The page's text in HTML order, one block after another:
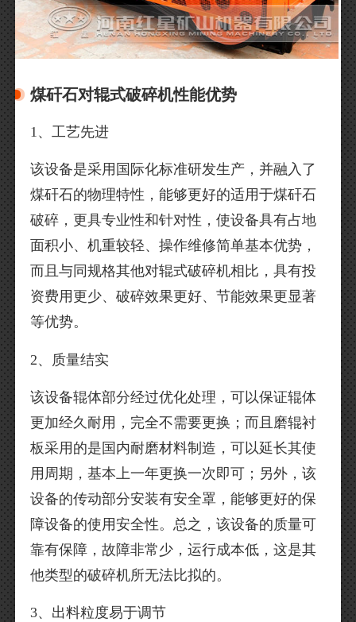
煤矸石对辊式破碎机性能优势
1、工艺先进
该设备是采用国际化标准研发生产，并融入了
煤矸石的物理特性，能够更好的适用于煤矸石
破碎，更具专业性和针对性，使设备具有占地
面积小、机重较轻、操作维修简单基本优势，
而且与同规格其他对辊式破碎机相比，具有投
资费用更少、破碎效果更好、节能效果更显著
等优势。
2、质量结实
该设备辊体部分经过优化处理，可以保证辊体
更加经久耐用，完全不需要更换；而且磨辊衬
板采用的是国内耐磨材料制造，可以延长其使
用周期，基本上一年更换一次即可；另外，该
设备的传动部分安装有安全罩，能够更好的保
障设备的使用安全性。总之，该设备的质量可
靠有保障，故障非常少，运行成本低，这是其
他类型的破碎机所无法比拟的。
3、出料粒度易于调节